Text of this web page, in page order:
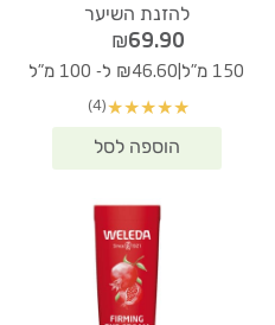
להזנת השיער
₪69.90
150 מ"ל ₪46.60 ל- 100 מ"ל
★
★
★
★
★
(4)